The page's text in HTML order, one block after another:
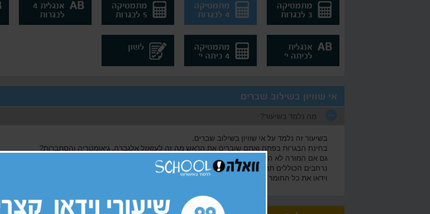
מתמטיקה
3 לבגרות
מתמטיקה
4 לבגרות
מתמטיקה
5 לבגרות
אנגלית 4
לבגרות
אנגלית
לכיתה י'
מתמטיקה
4 כיתה י'
לשון
אי שוויון בשילוב שברים
מה נלמד בשיעור?
בשיעור זה נלמד על אי שוויון בשילוב שברים.
בחינת הבגרות בפתח ואתם שוברים את הראש מה זה לעזאזל אלגברה, גיאומטריה והסתברות?
גם אם המורה לא הסביר את החומר על אי שוויון בשילוב שברים כמו שצריך, אנחנו נדאג שתגיעו מוכנים
נרחבים הכוללים תרגול במגוון נושאים אשר קשורים למתמטיקה 4
וידאו את כל החומר מכל מקום ובכל זמן.